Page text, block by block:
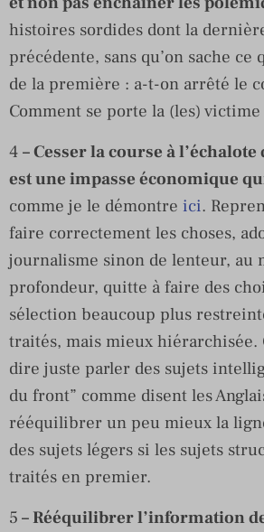
histoires sordides dont la
précédente, sans qu’on sache ce
de la première : a-t-on arrêté le
Comment se porte la (les) victime
4 – Cesser la course à
est une impasse économique
comme je le démontre ici.
faire correctement les choses,
journalisme sinon de lenteur, au
profondeur, quitte à faire des
sélection beaucoup plus
traités, mais mieux hiérarchisée.
dire juste parler des sujets
du front” comme disent les
rééquilibrer un peu mieux la
des sujets légers si les sujets
traités en premier.
5 – Rééquilibrer l’information